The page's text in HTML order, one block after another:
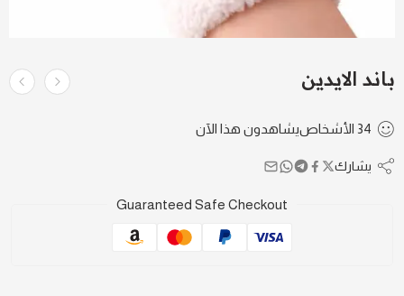
باند الايدين
34 الأشخاصيشاهدون هذا الآن
يشارك
Guaranteed Safe Checkout